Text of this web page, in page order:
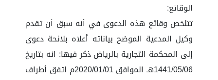
الوقائع:
تتلخص وقائع هذه الدعوى في أنه سبق أن تقدم
وكيل المدعية الموضح بياناته أعلاه بلائحة دعوى
إلى المحكمة التجارية بالرياض ذكر فيها: انه بتاريخ
1441/05/06هـ الموافق 2020/01/01م اتفق أطراف